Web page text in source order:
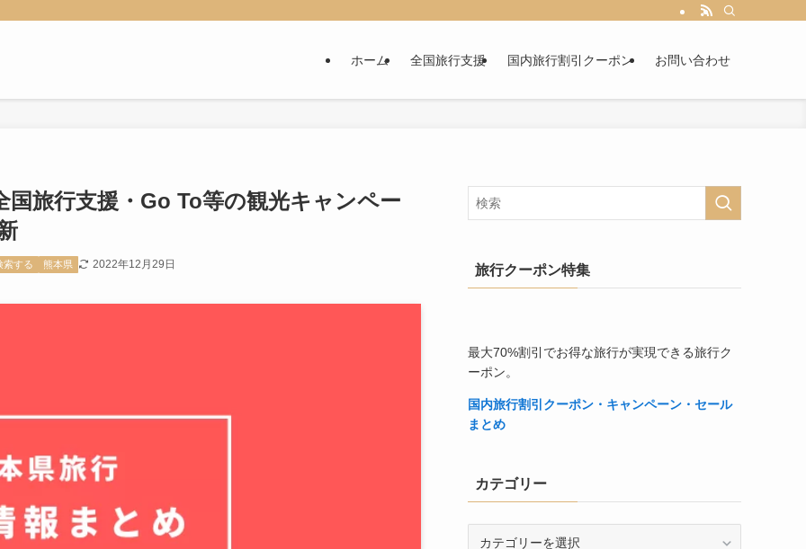
ホーム 全国旅行支援 国内旅行割引クーポン お問い合わせ
旅行支援・Go To等の観光キャンペー
索する 熊本県 2022年12月29日 旅行クーポン特集
最大70%割引でお得な旅行が実現できる旅行ク
ーポン。
国内旅行割引クーポン・キャンペーン・セール
まとめ
カテゴリー